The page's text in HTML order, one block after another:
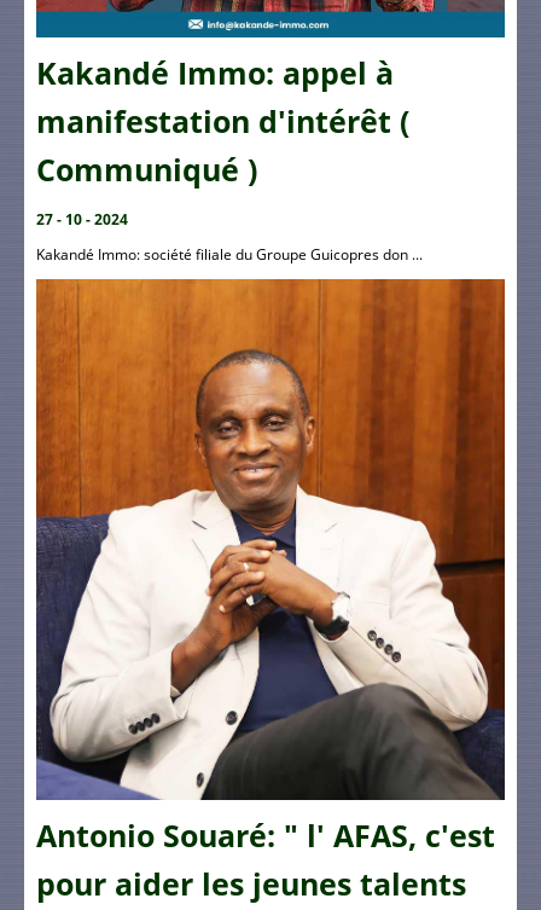
Kakandé Immo: appel à
manifestation d'intérêt (
Communiqué )
27 - 10 - 2024
Kakandé Immo: société filiale du Groupe Guicopres don ...
Antonio Souaré: " l' AFAS, c'est
pour aider les jeunes talents